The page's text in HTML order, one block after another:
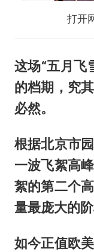
打开
这场“五月飞
的档期，究
必然。
根据北京市
一波飞絮高
絮的第二个
量最庞大的阶
如今正值欧